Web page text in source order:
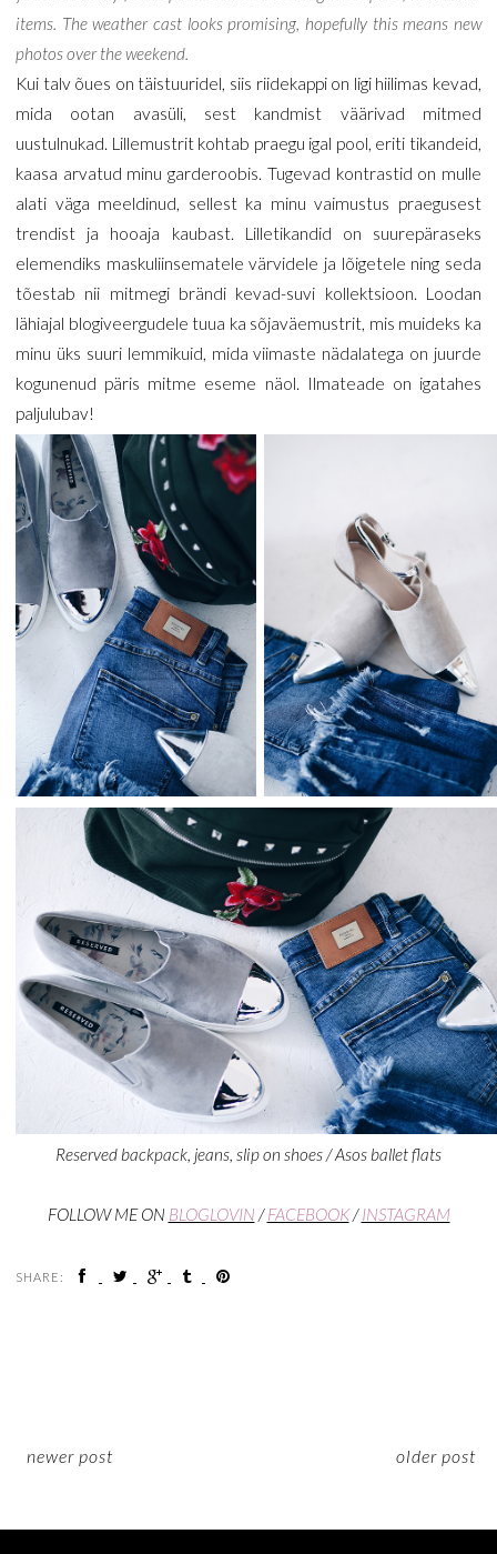
items. The weather cast looks promising, hopefully this means new
photos over the weekend.
Kui talv õues on täistuuridel, siis riidekappi on ligi hiilimas kevad,
mida ootan avasüli, sest kandmist väärivad mitmed
uustulnukad. Lillemustrit kohtab praegu igal pool, eriti tikandeid,
kaasa arvatud minu garderoobis. Tugevad kontrastid on mulle
alati väga meeldinud, sellest ka minu vaimustus praegusest
trendist ja hooaja kaubast. Lilletikandid on suurepäraseks
elemendiks maskuliinsematele värvidele ja lõigetele ning seda
tõestab nii mitmegi brändi kevad-suvi kollektsioon. Loodan
lähiajal blogiveergudele tuua ka sõjaväemustrit, mis muideks ka
minu üks suuri lemmikuid, mida viimaste nädalatega on juurde
kogunenud päris mitme eseme näol. Ilmateade on igatahes
paljulubav!
Reserved backpack, jeans, slip on shoes / Asos ballet flats
FOLLOW ME ON BLOGLOVIN /FACEBOOK/INSTAGRAM
SHARE:
newer post older post